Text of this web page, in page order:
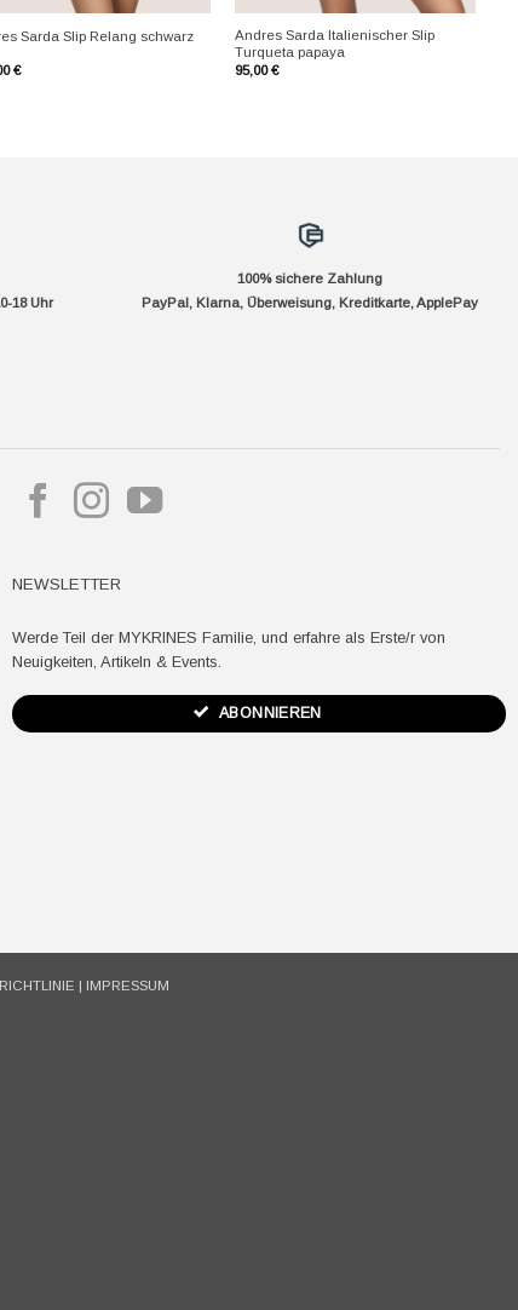
Sarda Slip Relang schwarz
€
Andres Sarda Italienischer Slip
Turqueta papaya
95,00€
18 Uhr
100% sichere Zahlung
PayPal, Klarna, Überweisung, Kreditkarte, ApplePay
NEWSLETTER
Werde Teil der MYKRINES Familie, und erfahre als Erste/r von
Neuigkeiten, Artikeln & Events.
ABONNIEREN
| IMPRESSUM